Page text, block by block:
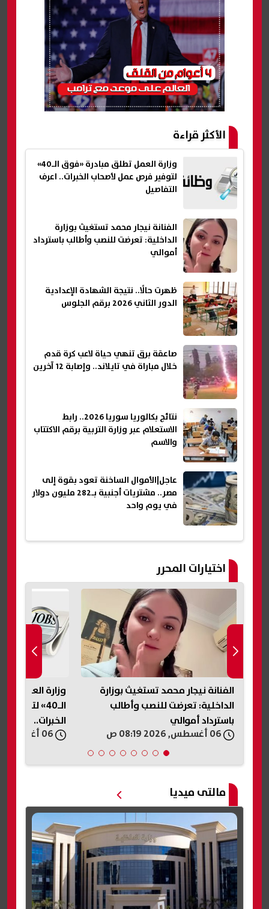
الأكثر قراءة
وزارة العمل تطلق مبادرة «فوق الـ40»
لتوفير فرص عمل لأصحاب الخبرات.. اعرف
التفاصيل
الفنانة نيجار محمد تستغيث بوزارة
الداخلية: تعرضت للنصب وأطالب باسترداد
أموالي
ظهرت حالًا.. نتيجة الشهادة الإعدادية
الدور الثاني 2026 برقم الجلوس
صاعقة برق تنهي حياة لاعب كرة قدم
خلال مباراة في تايلاند.. وإصابة 12 آخرين
نتائج بكالوريا سوريا 2026.. رابط
الاستعلام عبر وزارة التربية برقم الاكتتاب
والاسم
عاجل|الأموال الساخنة تعود بقوة إلى
مصر.. مشتريات أجنبية بـ282 مليون دولار
في يوم واحد
اختيارات المحرر
الفنانة نيجار محمد تستغيث بوزارة
الداخلية: تعرضت للنصب وأطالب
باسترداد أموالي
وزارة العمل
الـ40»
الخبرات.. اعرف
مالتى ميديا